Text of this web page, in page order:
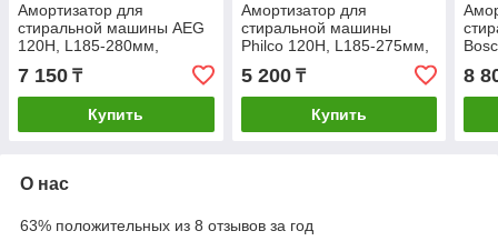
Амортизатор для
стиральной машины AEG
120H, L185-280мм,
Ø10мм, металл,
8996451471610
7 150 ₸
Купить
Амортизатор для
стиральной машины
Philco 120H, L185-275мм,
Ø10,5мм, пластик, 050560
5 200₸
Купить
8
О нас
63% положительных из 8 отзывов за год